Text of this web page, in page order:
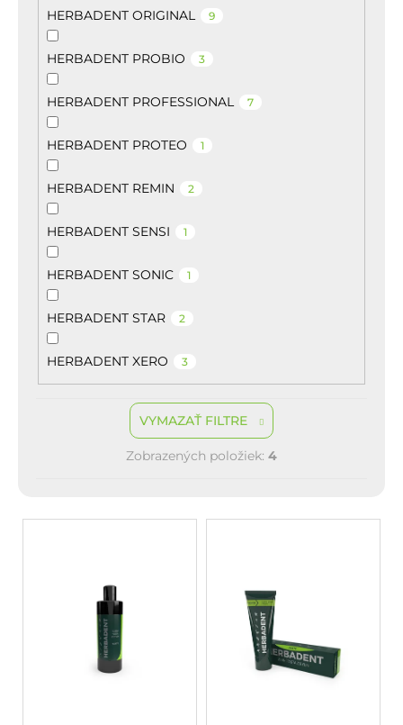
HERBADENT ORIGINAL 9
HERBADENT PROBIO 3
HERBADENT PROFESSIONAL 7
HERBADENT PROTEO 1
HERBADENT REMIN 2
HERBADENT SENSI 1
HERBADENT SONIC 1
HERBADENT STAR 2
HERBADENT XERO 3
VYMAZAŤ FILTRE
Zobrazených položiek: 4
V